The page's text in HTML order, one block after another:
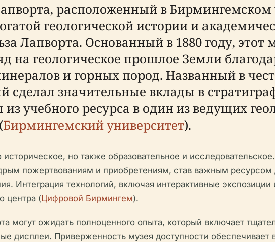
расположенный в Бирмингемском
геологической истории и
Лапворта. Основанный в 1880 году, этот
на геологическое прошлое Земли
и горных пород. Названный в
сделал значительные вклады в
учебного ресурса в один из ведущих
Бирмингемский университет).
историческое, но также образовательное и
пожертвованиям и приобретениям, став важным ресурсом
Интеграция технологий, включая интерактивные
центра (Цифровой Бирмингем).
могут ожидать полноценного опыта, который включает
дисплеи. Приверженность музея доступности